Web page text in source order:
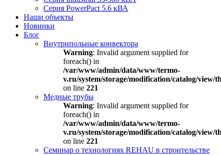
Серия PowerPact 5.6 кВА
Наши объекты
Новинки
Блог
Внутрипольные конвектора
Warning: Invalid argument supplied for
foreach() in
/var/www/admin/data/www/termo-
v.ru/system/storage/modification/catalog/view/
on line 221
Медные трубы
Warning: Invalid argument supplied for
foreach() in
/var/www/admin/data/www/termo-
v.ru/system/storage/modification/catalog/view/
on line 221
Семинар о технологиях REHAU в строительстве